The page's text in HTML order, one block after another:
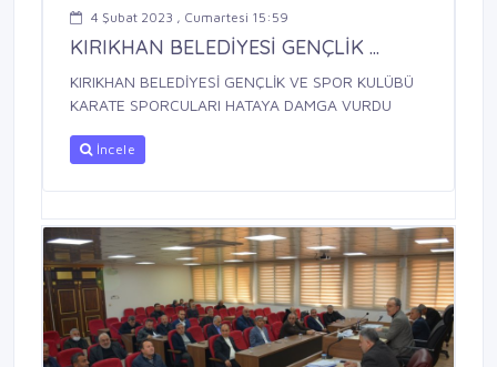
4 Şubat 2023 , Cumartesi 15:59
KIRIKHAN BELEDİYESİ GENÇLİK ...
KIRIKHAN BELEDİYESİ GENÇLİK VE SPOR KULÜBÜ
KARATE SPORCULARI HATAYA DAMGA VURDU
İncele